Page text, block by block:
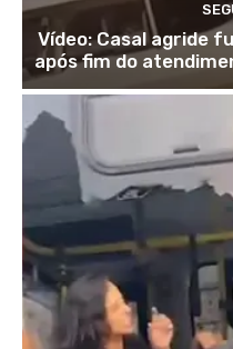
Vídeo: Casal agride
após fim do